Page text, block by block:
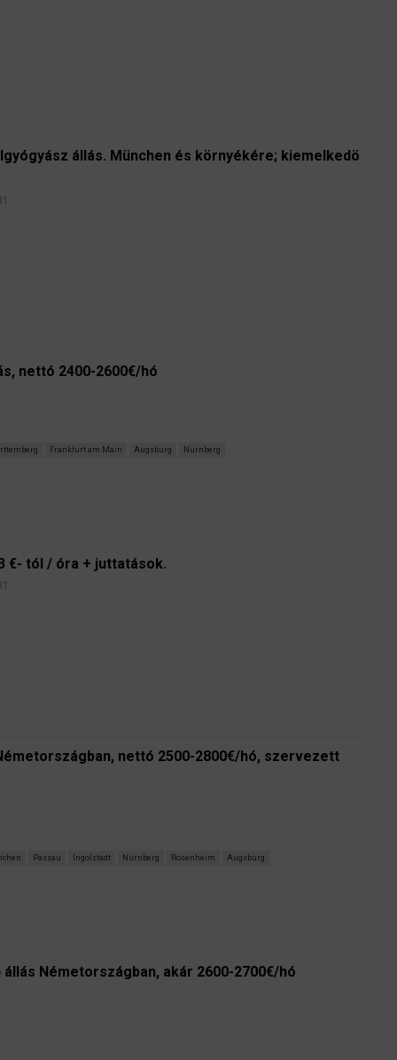
állás. München és környékére; kiemelkedö
nettó 2400-2600€/hó
Frankfurt am Main Augsburg Nürnberg
€- tól / óra + juttatások.
nettó 2500-2800€/hó, szervezett
Passau Ingolstadt Nürnberg Rosenheim Augsburg
Németországban, akár 2600-2700€/hó